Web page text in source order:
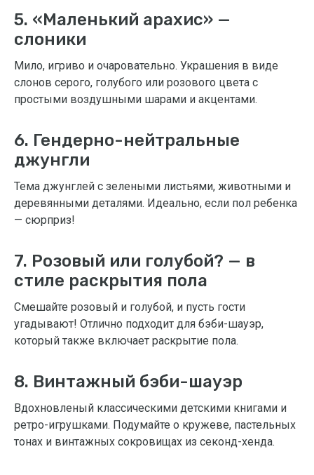
5. «Маленький арахис» —
слоники
Мило, игриво и очаровательно. Украшения в виде
слонов серого, голубого или розового цвета с
простыми воздушными шарами и акцентами.
6. Гендерно-нейтральные
джунгли
Тема джунглей с зелеными листьями, животными и
деревянными деталями. Идеально, если пол ребенка
— сюрприз!
7. Розовый или голубой? — в
стиле раскрытия пола
Смешайте розовый и голубой, и пусть гости
угадывают! Отлично подходит для бэби-шауэр,
который также включает раскрытие пола.
8. Винтажный бэби-шауэр
Вдохновленый классическими детскими книгами и
ретро-игрушками. Подумайте о кружеве, пастельных
тонах и винтажных сокровищах из секонд-хенда.